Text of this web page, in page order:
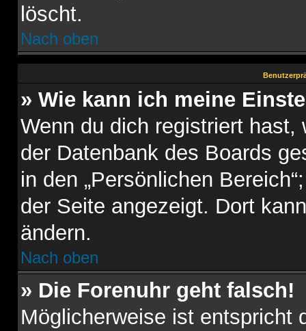
löscht.
Nach oben
» Wie kann ich meine
Wenn du dich registriert
der Datenbank des Boards
in den „Persönlichen
der Seite angezeigt. Dort
ändern.
Nach oben
» Die Forenuhr geht falsch!
Möglicherweise ist entspricht